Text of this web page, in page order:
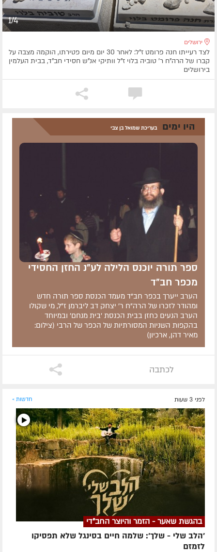
1/4
ירושלים
לצד רעייתו חנה פרומט ז"ל: לאחר 30 יום מיום פטירתו, הוקמה מצבה על
קברו של הרה"ח ר' טוביה בלוי ז"ל וותיקי אנ"ש חסידי חב"ד, בבית העלמין
בירושלים
היו ימים בעריכת שמואל בן צבי
ספר תורה יוכנס הלילה לע"נ החזן החסידי
מכפר חב"ד
הערב ייערך בכפר חב"ד מעמד הכנסת ספר תורה חדש
ומהודר לזכרו של הרה"ח ר' יצחק דב ליברמן ז"ל, מי שקולו
הערב הנעים כחזן בבית הכנסת 'בית מנחם' ובמיוחד
בהקפות השניות המסורתיות של הכפר של הרבי (צילום:
מאיר דהן, ארכיון)
לכתבה
לפני 3 שעות חדשות »
בהגשת שאער - הזמר והיוצר החב"די
'הלב שלי - שלך': שלמה חיים בסינגל שלא תפסיקו
לזמזם